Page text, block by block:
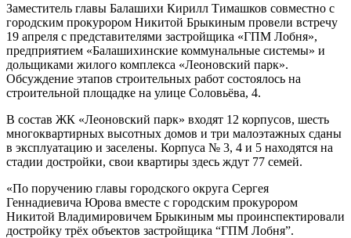
Заместитель главы Балашихи Кирилл Тимашков совместно с
городским прокурором Никитой Брыкиным провели встречу
19 апреля с представителями застройщика «ГПМ Лобня»,
предприятием «Балашихинские коммунальные системы» и
дольщиками жилого комплекса «Леоновский парк».
Обсуждение этапов строительных работ состоялось на
строительной площадке на улице Соловьёва, 4.
В состав ЖК «Леоновский парк» входят 12 корпусов, шесть
многоквартирных высотных домов и три малоэтажных сданы
в эксплуатацию и заселены. Корпуса № 3, 4 и 5 находятся на
стадии достройки, свои квартиры здесь ждут 77 семей.
«По поручению главы городского округа Сергея
Геннадиевича Юрова вместе с городским прокурором
Никитой Владимировичем Брыкиным мы проинспектировали
достройку трёх объектов застройщика “ГПМ Лобня”.